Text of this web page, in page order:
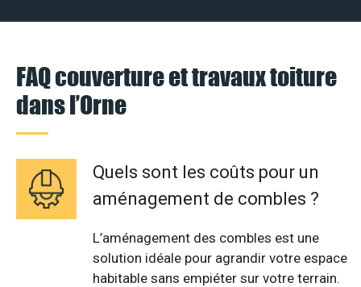
FAQ couverture et travaux toiture
dans l’Orne
Quels sont les coûts pour un
aménagement de combles ?
L’aménagement des combles est une
solution idéale pour agrandir votre espace
habitable sans empiéter sur votre terrain.